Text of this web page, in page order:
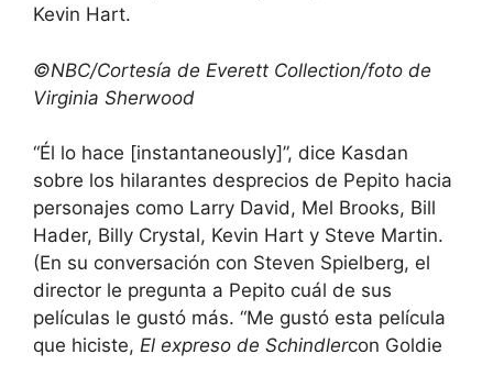
Kevin Hart.
©NBC/Cortesía de Everett Collection/foto de
Virginia Sherwood
“Él lo hace [instantaneously]”, dice Kasdan
sobre los hilarantes desprecios de Pepito hacia
personajes como Larry David, Mel Brooks, Bill
Hader, Billy Crystal, Kevin Hart y Steve Martin.
(En su conversación con Steven Spielberg, el
director le pregunta a Pepito cuál de sus
películas le gustó más. “Me gustó esta película
que hiciste, El expreso de Schindlercon Goldie